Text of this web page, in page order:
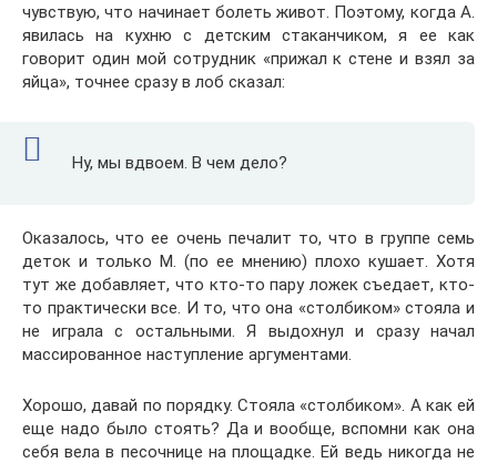
чувствую, что начинает болеть живот. Поэтому, когда А.
явилась на кухню с детским стаканчиком, я ее как
говорит один мой сотрудник «прижал к стене и взял за
яйца», точнее сразу в лоб сказал:
Ну, мы вдвоем. В чем дело?
Оказалось, что ее очень печалит то, что в группе семь
деток и только М. (по ее мнению) плохо кушает. Хотя
тут же добавляет, что кто-то пару ложек съедает, кто-
то практически все. И то, что она «столбиком» стояла и
не играла с остальными. Я выдохнул и сразу начал
массированное наступление аргументами.
Хорошо, давай по порядку. Стояла «столбиком». А как ей
еще надо было стоять? Да и вообще, вспомни как она
себя вела в песочнице на площадке. Ей ведь никогда не